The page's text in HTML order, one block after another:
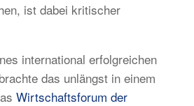
ist dabei kritischer
international erfolgreichen
das unlängst in einem
Wirtschaftsforum der